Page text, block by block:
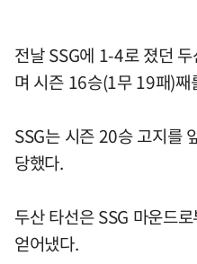
전날 SSG에 1-4로 졌던
며 시즌 16승(1무 19패)째
SSG는 시즌 20승 고지를
당했다.
두산 타선은 SSG 마운드
얻어냈다.